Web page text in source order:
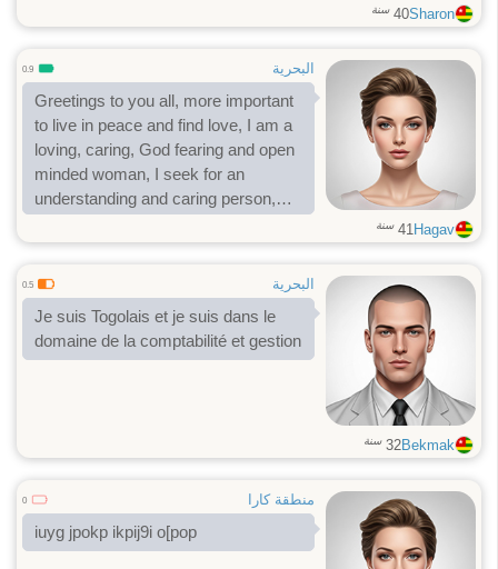
Sharon
40 سنة
البحرية 0.9
Greetings to you all, more important
to live in peace and find love, I am a
loving, caring, God fearing and open
minded woman, I seek for an
understanding and caring person,
Hagav
41 سنة
البحرية 0.5
Je suis Togolais et je suis dans le
domaine de la comptabilité et gestion
Bekmak
32 سنة
منطقة كارا 0
iuyg jpokp ikpij9i o[pop